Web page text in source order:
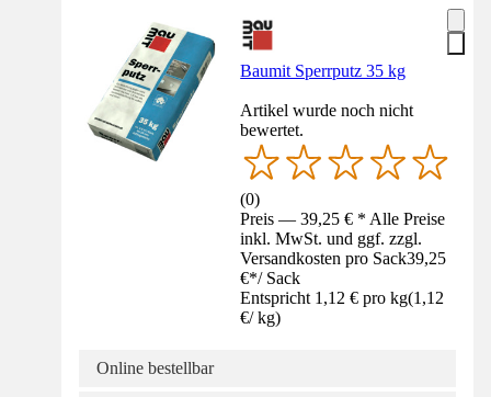
Baumit Sperrputz 35 kg
Artikel wurde noch nicht
bewertet.
(0)
Preis — 39,25 € * Alle Preise
inkl. MwSt. und ggf. zzgl.
Versandkosten pro Sack39,25
€*/ Sack
Entspricht 1,12 € pro kg(1,12
€/ kg)
Online bestellbar